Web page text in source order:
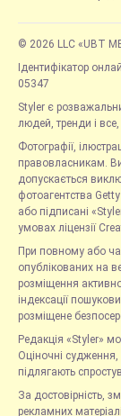
© 2026 LLC «UBT
Ідентифікатор
05347
Styler є
людей, тренди і
Фотографії,
правовласникам.
допускається
фотоагентства
або підписані
умовах ліцензії
При повному або
опублікованих на
розміщення
індексації
розміщене
Редакція «Styler»
Оціночні
підлягають
За достовірність,
рекламних